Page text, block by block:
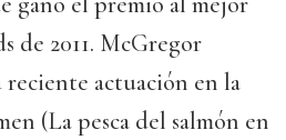
de 2011. McGregor
actuación en la
(La pesca del salmón en